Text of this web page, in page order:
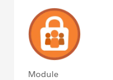
Module